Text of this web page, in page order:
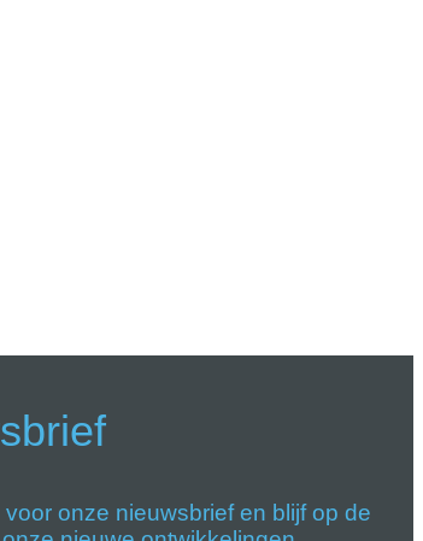
onze nieuwsbrief en blijf op de